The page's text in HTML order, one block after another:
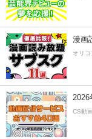
漫画
オリ
2026
CS動